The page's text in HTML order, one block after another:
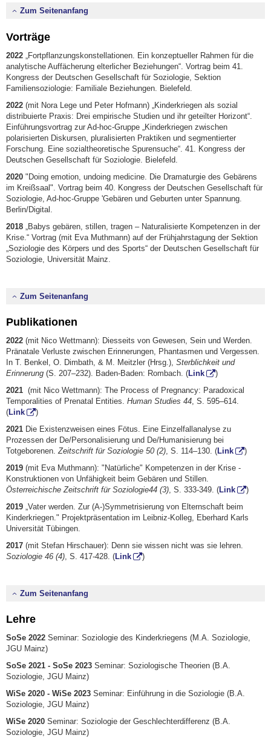
Zum Seitenanfang
Vorträge
2022 „Fortpflanzungskonstellationen. Ein konzeptueller Rahmen für die
analytische Auffächerung elterlicher Beziehungen“. Vortrag beim 41.
Kongress der Deutschen Gesellschaft für Soziologie, Sektion
Familiensoziologie: Familiale Beziehungen. Bielefeld.
2022 (mit Nora Lege und Peter Hofmann) „Kinderkriegen als sozial
distribuierte Praxis: Drei empirische Studien und ihr geteilter Horizont“.
Einführungsvortrag zur Ad-hoc-Gruppe „Kinderkriegen zwischen
polarisierten Diskursen, pluralisierten Praktiken und segmentierter
Forschung. Eine sozialtheoretische Spurensuche“. 41. Kongress der
Deutschen Gesellschaft für Soziologie. Bielefeld.
2020 "Doing emotion, undoing medicine. Die Dramaturgie des Gebärens
im Kreißsaal". Vortrag beim 40. Kongress der Deutschen Gesellschaft für
Soziologie, Ad-hoc-Gruppe 'Gebären und Geburten unter Spannung.
Berlin/Digital.
2018 „Babys gebären, stillen, tragen – Naturalisierte Kompetenzen in der
Krise.“ Vortrag (mit Eva Muthmann) auf der Frühjahrstagung der Sektion
„Soziologie des Körpers und des Sports“ der Deutschen Gesellschaft für
Soziologie, Universität Mainz.
Zum Seitenanfang
Publikationen
2022 (mit Nico Wettmann): Diesseits von Gewesen, Sein und Werden.
Pränatale Verluste zwischen Erinnerungen, Phantasmen und Vergessen.
In T. Benkel, O. Dimbath, & M. Meitzler (Hrsg.), Sterblichkeit und
Erinnerung (S. 207–232). Baden-Baden: Rombach. (Link
)
2021 (mit Nico Wettmann): The Process of Pregnancy: Paradoxical
Temporalities of Prenatal Entities. Human Studies 44, S. 595–614.
(Link
)
2021 Die Existenzweisen eines Fötus. Eine Einzelfallanalyse zu
Prozessen der De/Personalisierung und De/Humanisierung bei
Totgeborenen. Zeitschrift für Soziologie 50 (2), S. 114–130. (Link
)
2019 (mit Eva Muthmann): "Natürliche" Kompetenzen in der Krise -
Konstruktionen von Unfähigkeit beim Gebären und Stillen.
Österreichische Zeitschrift für Soziologie44 (3), S. 333-349. (Link
)
2019 „Vater werden. Zur (A-)Symmetrisierung von Elternschaft beim
Kinderkriegen." Projektpräsentation im Leibniz-Kolleg, Eberhard Karls
Universität Tübingen.
2017 (mit Stefan Hirschauer): Denn sie wissen nicht was sie lehren.
Soziologie 46 (4), S. 417-428. (Link )
Zum Seitenanfang
Lehre
SoSe 2022 Seminar: Soziologie des Kinderkriegens (M.A. Soziologie,
JGU Mainz)
SoSe 2021 - SoSe 2023 Seminar: Soziologische Theorien (B.A.
Soziologie, JGU Mainz)
WiSe 2020 - WiSe 2023 Seminar: Einführung in die Soziologie (B.A.
Soziologie, JGU Mainz)
WiSe 2020 Seminar: Soziologie der Geschlechterdifferenz (B.A.
Soziologie, JGU Mainz)